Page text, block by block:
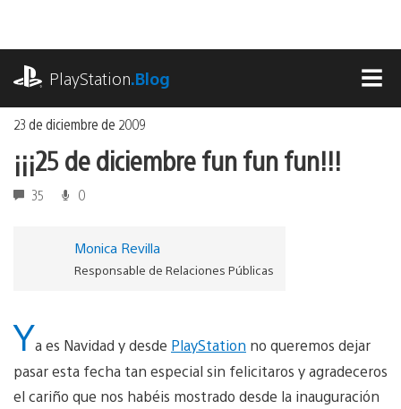
contenido
PlayStation.Blog
23 de diciembre de 2009
¡¡¡25 de diciembre fun fun fun!!!
35 0
Monica Revilla
Responsable de Relaciones Públicas
Ya es Navidad y desde PlayStation no queremos dejar
pasar esta fecha tan especial sin felicitaros y agradeceros
el cariño que nos habéis mostrado desde la inauguración